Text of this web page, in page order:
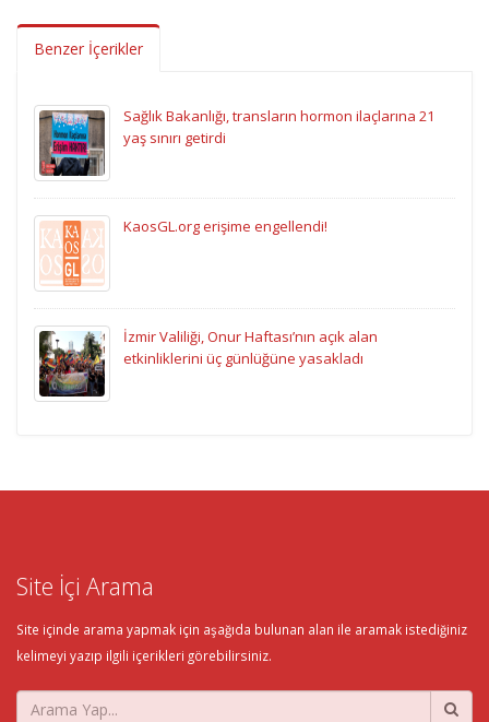
Benzer İçerikler
Sağlık Bakanlığı, transların hormon ilaçlarına 21
yaş sınırı getirdi
KaosGL.org erişime engellendi!
İzmir Valiliği, Onur Haftası’nın açık alan
etkinliklerini üç günlüğüne yasakladı
Site İçi Arama
Site içinde arama yapmak için aşağıda bulunan alan ile aramak istediğiniz
kelimeyi yazıp ilgili içerikleri görebilirsiniz.